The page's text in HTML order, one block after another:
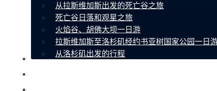
从拉斯维加斯出发的死亡谷之旅
死亡谷日落和观星之旅
火焰谷、胡佛大坝一日游
拉斯维加斯至洛杉矶经约书亚树国家公园一日
从洛杉矶出发的行程
关于我们